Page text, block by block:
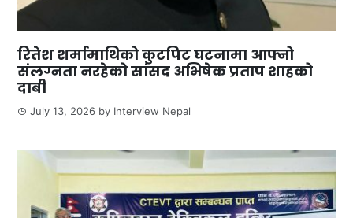
रितेश शर्मामाथिको कुटपिट घटनामा आफ्नो
संलग्नता नरहेको सांसद अभिषेक प्रताप शाहको
दाबी
July 13, 2026 by Interview Nepal